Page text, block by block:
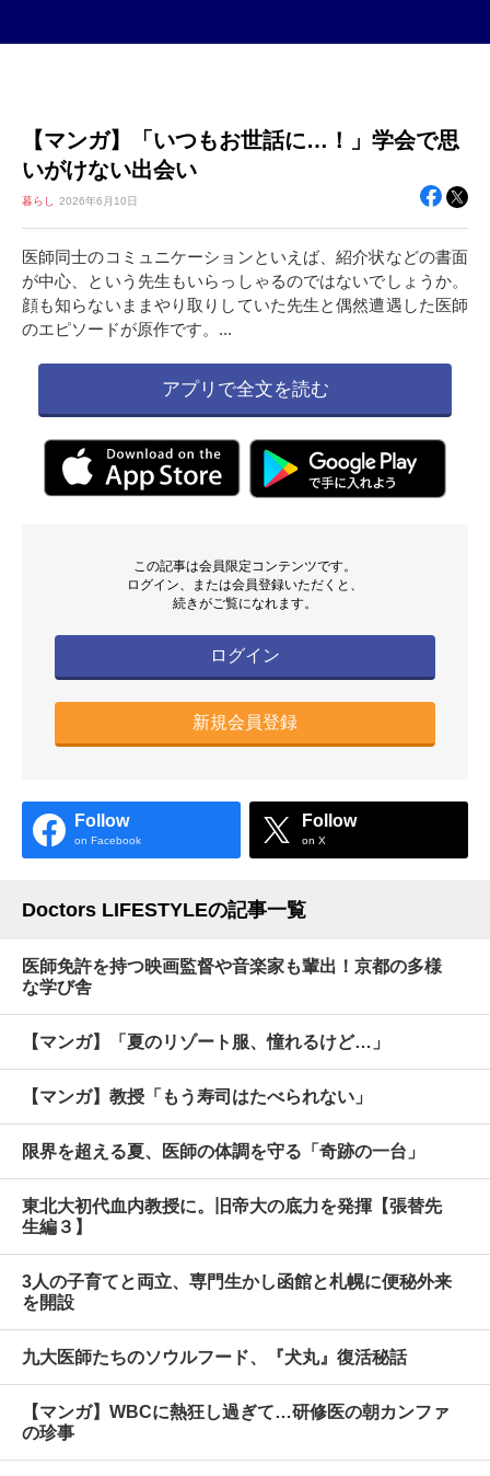
【マンガ】「いつもお世話に…！」学会で思
いがけない出会い
暮らし 2026年6月10日
医師同士のコミュニケーションといえば、紹介状などの書面
が中心、という先生もいらっしゃるのではないでしょうか。
顔も知らないままやり取りしていた先生と偶然遭遇した医師
のエピソードが原作です。...
アプリで全文を読む
この記事は会員限定コンテンツです。
ログイン、または会員登録いただくと、
続きがご覧になれます。
ログイン
新規会員登録
Follow
on Facebook
Follow
on X
Doctors LIFESTYLEの記事一覧
医師免許を持つ映画監督や音楽家も輩出！京都の多様
な学び舎
【マンガ】「夏のリゾート服、憧れるけど…」
【マンガ】教授「もう寿司はたべられない」
限界を超える夏、医師の体調を守る「奇跡の一台」
東北大初代血内教授に。旧帝大の底力を発揮【張替先
生編３】
3人の子育てと両立、専門生かし函館と札幌に便秘外来
を開設
九大医師たちのソウルフード、『犬丸』復活秘話
【マンガ】WBCに熱狂し過ぎて…研修医の朝カンファ
の珍事